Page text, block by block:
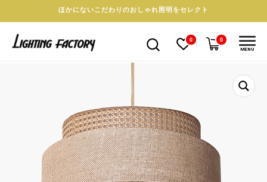
ほかにないこだわりのおしゃれ照明をセレクト
0 0
MENU